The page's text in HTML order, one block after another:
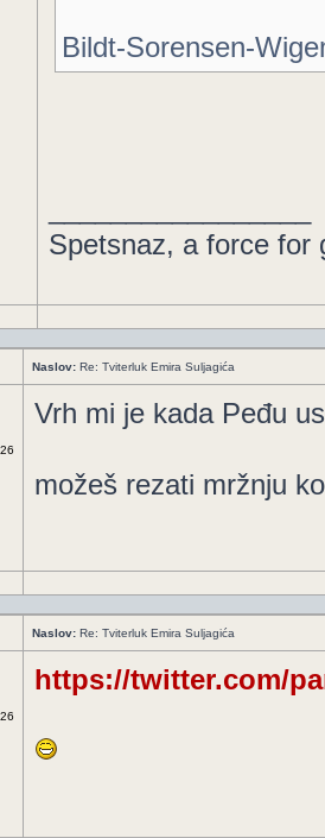
Bildt-Sorensen-
Spetsnaz, a force for
Naslov: Re: Tviterluk Emira Suljagića
Vrh mi je kada Peđu
možeš rezati mržnju
Naslov: Re: Tviterluk Emira Suljagića
https://twitter.com/